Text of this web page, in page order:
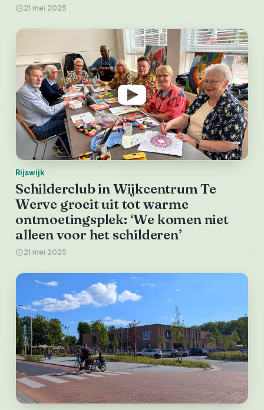
21 mei 2025
Rijswijk
Schilderclub in Wijkcentrum Te
Werve groeit uit tot warme
ontmoetingsplek: ‘We komen niet
alleen voor het schilderen’
21 mei 2025